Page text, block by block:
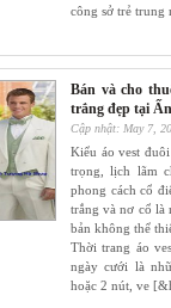
công sở trẻ
Bán và cho
trắng đẹp tại
Cập nhật: May 7,
Kiểu áo vest
trọng, lịch lãm
phong cách cổ
trắng và nơ cổ là
bản không thể
Thời trang áo
ngày cưới là
hoặc 2 nút, ve